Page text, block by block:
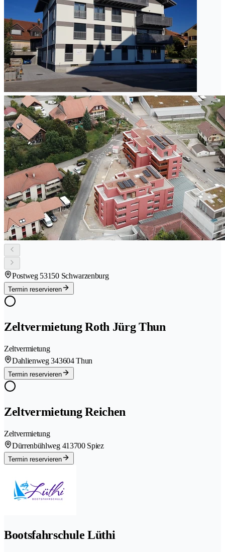
Postweg 53150 Schwarzenburg
Termin reservieren
Zeltvermietung Roth Jürg Thun
Zeltvermietung
Dahlienweg 343604 Thun
Termin reservieren
Zeltvermietung Reichen
Zeltvermietung
Dürrenbühlweg 413700 Spiez
Termin reservieren
Bootsfahrschule Lüthi